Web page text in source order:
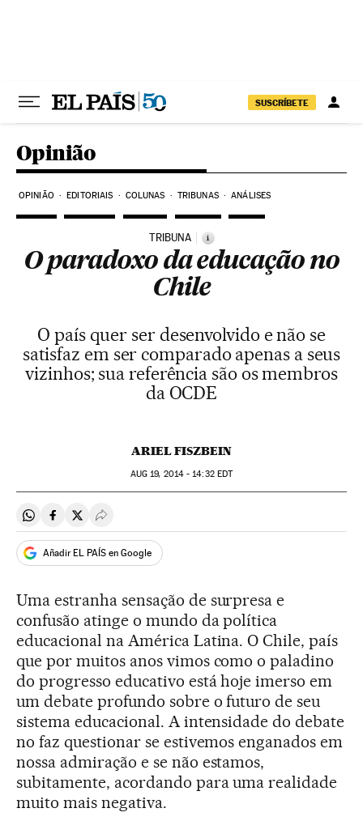
SUSCRÍBETE
Opinião
OPINIÃO EDITORIAIS COLUNAS TRIBUNAS ANÁLISES
TRIBUNA i
O paradoxo da educação no
Chile
O país quer ser desenvolvido e não se
satisfaz em ser comparado apenas a seus
vizinhos; sua referência são os membros
da OCDE
ARIEL FISZBEIN
AUG 19, 2014 - 14:32EDT
Compartir en Whatsapp
Compartir en Facebook
Compartir en Twitter
Desplegar Redes Sociales
Añadir EL PAÍS en Google
Uma estranha sensação de surpresa e
confusão atinge o mundo da política
educacional na América Latina. O Chile, país
que por muitos anos vimos como o paladino
do progresso educativo está hoje imerso em
um debate profundo sobre o futuro de seu
sistema educacional. A intensidade do debate
no faz questionar se estivemos enganados em
nossa admiração e se não estamos,
subitamente, acordando para uma realidade
muito mais negativa.